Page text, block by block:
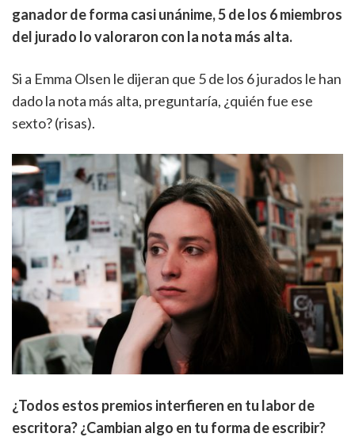
ganador de forma casi unánime, 5 de los 6 miembros
del jurado lo valoraron con la nota más alta.
Si a Emma Olsen le dijeran que 5 de los 6 jurados le han
dado la nota más alta, preguntaría, ¿quién fue ese
sexto? (risas).
¿Todos estos premios interfieren en tu labor de
escritora? ¿Cambian algo en tu forma de escribir?